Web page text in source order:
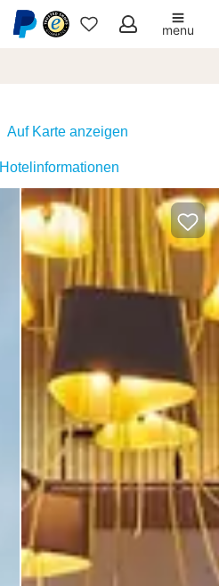
Meine
menu
Auf Karte anzeigen
Hotelinformationen